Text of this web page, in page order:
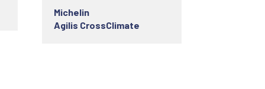
Michelin
Agilis CrossClimate